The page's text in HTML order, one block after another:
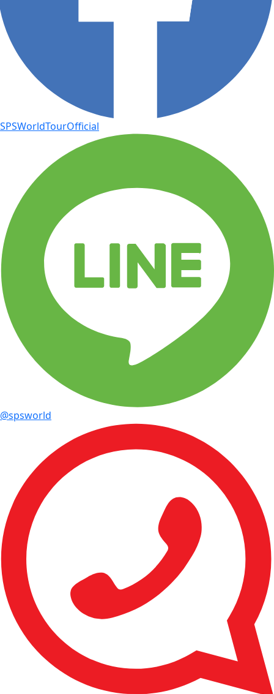
SPSWorldTourOfficial
@spsworld